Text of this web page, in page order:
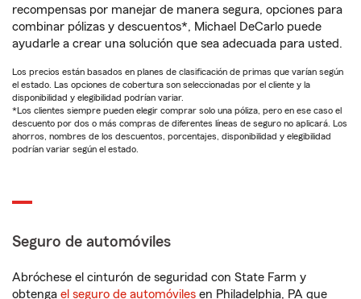
recompensas por manejar de manera segura, opciones para
combinar pólizas y descuentos*, Michael DeCarlo puede
ayudarle a crear una solución que sea adecuada para usted.
Los precios están basados en planes de clasificación de primas que varían según
el estado. Las opciones de cobertura son seleccionadas por el cliente y la
disponibilidad y elegibilidad podrían variar.
*Los clientes siempre pueden elegir comprar solo una póliza, pero en ese caso el
descuento por dos o más compras de diferentes líneas de seguro no aplicará. Los
ahorros, nombres de los descuentos, porcentajes, disponibilidad y elegibilidad
podrían variar según el estado.
Seguro de automóviles
Abróchese el cinturón de seguridad con State Farm y
obtenga el seguro de automóviles en Philadelphia, PA que